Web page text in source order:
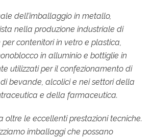
dell’imballaggio in metallo,
nella produzione industriale di
contenitori in vetro e plastica,
in alluminio e bottiglie in
utilizzati per il confezionamento di
bevande, alcolici e nei settori della
e della farmaceutica.
oltre le eccellenti prestazioni tecniche.
imballaggi che possano